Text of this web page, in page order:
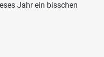
Jahr ein bisschen